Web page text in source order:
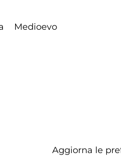
Medioevo
Aggiorna le